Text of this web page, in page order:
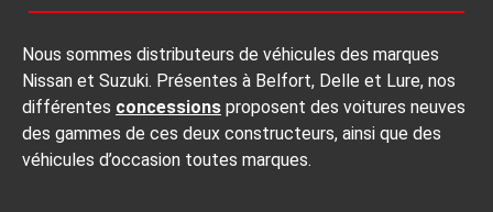
Nous sommes distributeurs de véhicules des marques
Nissan et Suzuki. Présentes à Belfort, Delle et Lure, nos
différentes concessions proposent des voitures neuves
des gammes de ces deux constructeurs, ainsi que des
véhicules d’occasion toutes marques.